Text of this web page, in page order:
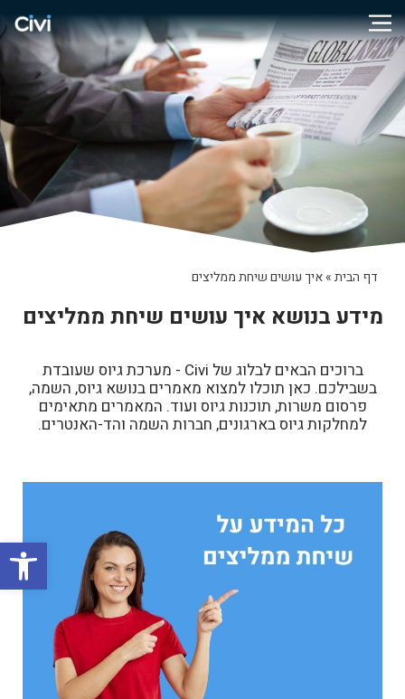
דף הבית»איך עושים שיחת ממליצים
מידע בנושא איך עושים שיחת ממליצים
ברוכים הבאים לבלוג של Civi - מערכת גיוס שעובדת
בשבילכם. כאן תוכלו למצוא מאמרים בנושא גיוס, השמה,
פרסום משרות, תוכנות גיוס ועוד. המאמרים מתאימים
למחלקות גיוס בארגונים, חברות השמה והד-האנטרים.
פתח